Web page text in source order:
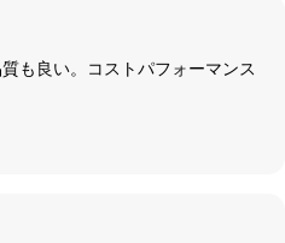
も良い。コストパフォーマンス